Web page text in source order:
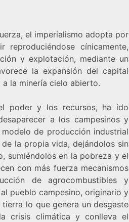
el imperialismo adopta por
cínicamente,
y explotación, mediante un
la expansión del capital
la minería cielo abierto.
poder y los recursos, ha ido
a los campesinos y
de producción industrial
la propia vida, dejándolos sin
sumiéndolos en la pobreza y el
con más fuerza mecanismos
de agrocombustibles y
pueblo campesino, originario y
lo que genera un desgaste
crisis climática y conlleva el